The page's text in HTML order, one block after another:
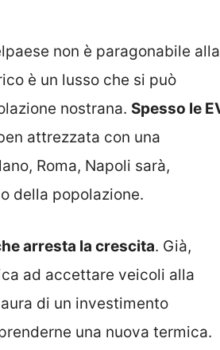
non è paragonabile alla
è un lusso che si può
nostrana. Spesso le
attrezzata con una
Roma, Napoli sarà,
della popolazione.
arresta la crescita. Già,
ad accettare veicoli alla
di un investimento
una nuova termica.